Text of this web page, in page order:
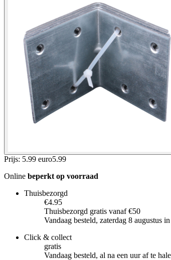
Prijs: 5.99 euro5.99
Online beperkt op voorraad
Thuisbezorgd
€4.95
Thuisbezorgd gratis vanaf €50
Vandaag besteld, zaterdag 8 augustus
Click & collect
gratis
Vandaag besteld, al na een uur af te